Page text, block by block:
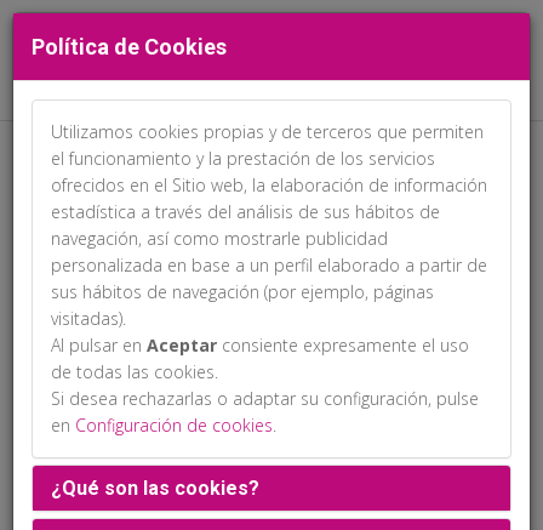
Política de Cookies
Utilizamos cookies propias y de terceros que permiten
el funcionamiento y la prestación de los servicios
ofrecidos en el Sitio web, la elaboración de información
estadística a través del análisis de sus hábitos de
navegación, así como mostrarle publicidad
personalizada en base a un perfil elaborado a partir de
sus hábitos de navegación (por ejemplo, páginas
visitadas).
Al pulsar en Aceptar consiente expresamente el uso
de todas las cookies.
Si desea rechazarlas o adaptar su configuración, pulse
en Configuración de cookies.
¿Qué son las cookies?